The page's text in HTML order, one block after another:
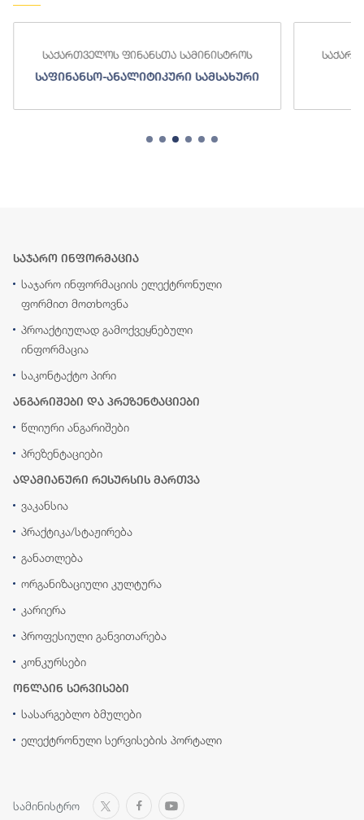
საქართველოს ფინანსთა სამინისტროს
საფინანსო-ანალიტიკური სამსახური
საჯარო ინფორმაცია
საჯარო ინფორმაციის ელექტრონული
ფორმით მოთხოვნა
პროაქტიულად გამოქვეყნებული
ინფორმაცია
საკონტაქტო პირი
ანგარიშები და პრეზენტაციები
წლიური ანგარიშები
პრეზენტაციები
ადამიანური რესურსის მართვა
ვაკანსია
პრაქტიკა/სტაჟირება
განათლება
ორგანიზაციული კულტურა
კარიერა
პროფესიული განვითარება
კონკურსები
ონლაინ სერვისები
სასარგებლო ბმულები
ელექტრონული სერვისების პორტალი
სამინისტრო